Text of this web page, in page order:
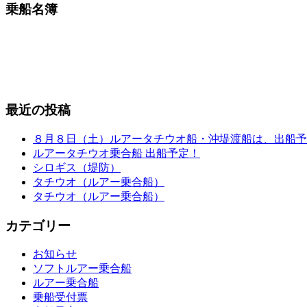
乗船名簿
最近の投稿
８月８日（土）ルアータチウオ船・沖堤渡船は、出船
ルアータチウオ乗合船 出船予定！
シロギス（堤防）
タチウオ（ルアー乗合船）
タチウオ（ルアー乗合船）
カテゴリー
お知らせ
ソフトルアー乗合船
ルアー乗合船
乗船受付票